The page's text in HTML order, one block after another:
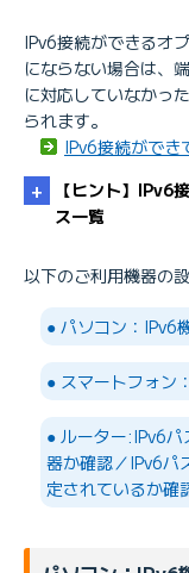
IPv6接続ができるオ
にならない場合は、
に対応していなかっ
られます。
IPv6接続ができ
【ヒント】IPv6
ス一覧
IPv6オプ
IPv6オプシ
以下のご利用機器の
● パソコン：IPv6
● スマートフォン
● ルーター:IPv6
器か確認／IPv6パ
定されているか確